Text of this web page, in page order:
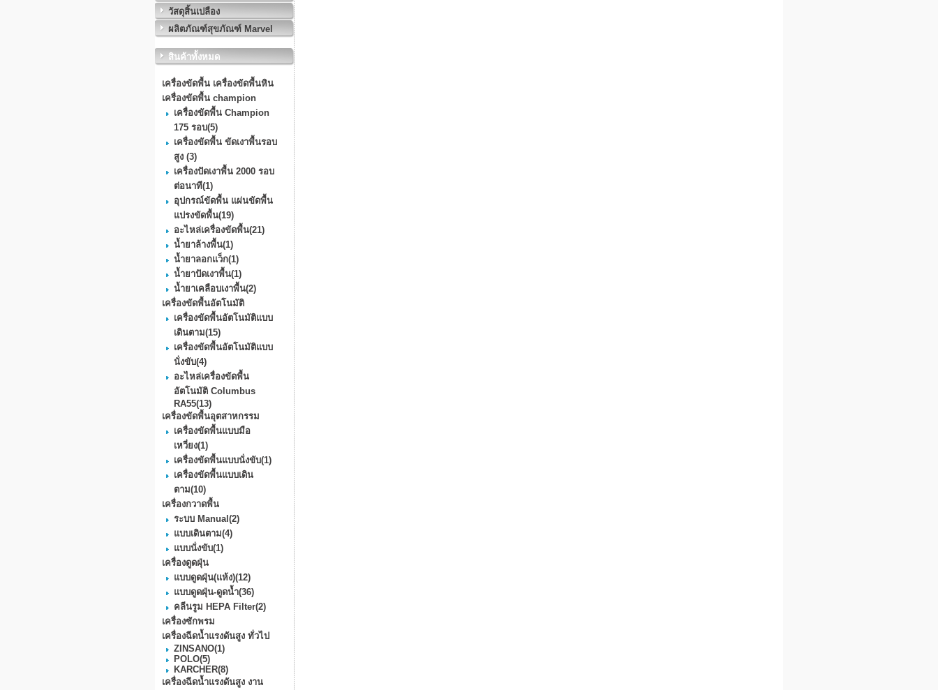
วัสดุสิ้นเปลือง
ผลิตภัณฑ์สุขภัณฑ์ Marvel
สินค้าทั้งหมด
เครื่องขัดพื้น เครื่องขัดพื้นหิน
เครื่องขัดพื้น champion
เครื่องขัดพื้น Champion
175 รอบ(5)
เครื่องขัดพื้น ขัดเงาพื้นรอบ
สูง (3)
เครื่องปัดเงาพื้น 2000 รอบ
ต่อนาที(1)
อุปกรณ์ขัดพื้น แผ่นขัดพื้น
แปรงขัดพื้น(19)
อะไหล่เครื่องขัดพื้น(21)
น้ำยาล้างพื้น(1)
น้ำยาลอกแว็ก(1)
น้ำยาปัดเงาพื้น(1)
น้ำยาเคลือบเงาพื้น(2)
เครื่องขัดพื้นอัตโนมัติ
เครื่องขัดพื้นอัตโนมัติแบบ
เดินตาม(15)
เครื่องขัดพื้นอัตโนมัติแบบ
นั่งขับ(4)
อะไหล่เครื่องขัดพื้น
อัตโนมัติ Columbus
RA55(13)
เครื่องขัดพื้นอุตสาหกรรม
เครื่องขัดพื้นแบบมือ
เหวี่ยง(1)
เครื่องขัดพื้นแบบนั่งขับ(1)
เครื่องขัดพื้นแบบเดิน
ตาม(10)
เครื่องกวาดพื้น
ระบบ Manual(2)
แบบเดินตาม(4)
แบบนั่งขับ(1)
เครื่องดูดฝุ่น
แบบดูดฝุ่น(แห้ง)(12)
แบบดูดฝุ่น-ดูดน้ำ(36)
คลีนรูม HEPA Filter(2)
เครื่องซักพรม
เครื่องฉีดน้ำแรงดันสูง ทั่วไป
ZINSANO(1)
POLO(5)
KARCHER(8)
เครื่องฉีดน้ำแรงดันสูง งาน